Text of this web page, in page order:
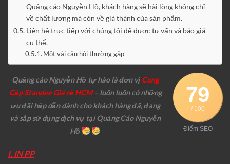
Quảng cáo Nguyễn Hồ, khách hàng sẽ hài lòng không chỉ
về chất lượng mà còn về giá thành của sản phẩm.
Liên hệ trực tiếp với chúng tôi để được tư vấn và báo giá
cụ thể.
Một vài câu hỏi thường gặp
79
/ 100
Điểm SEO
Quảng cáo Nguyễn Hồ tự hào là đơn vị Cung
Cấp Standee Giá rẻ HCM– luôn luôn có những
ưu đãi hấp dẫn dành cho khách hàng đã, đang
và sắp sử dụng dịch vụ tại Quảng Cáo Nguyễn
Hồ
I. IN PP